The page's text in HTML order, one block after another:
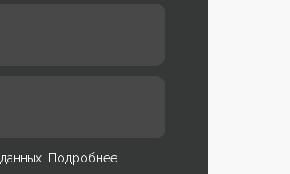
Подробнее